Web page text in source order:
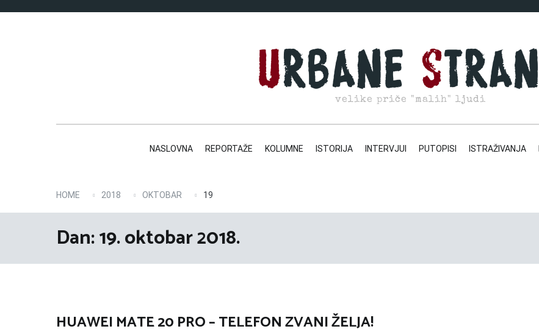
velike priče "malih" ljudi
NASLOVNA REPORTAŽE KOLUMNE ISTORIJA INTERVJUI PUTOPISI ISTRAŽIVANJA
HOME 2018 OKTOBAR 19
Dan:19. oktobar 2018.
HUAWEI MATE 20 PRO – TELEFON ZVANI ŽELJA!